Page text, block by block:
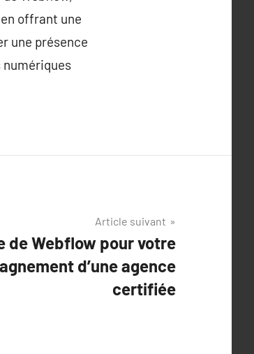
offrant une
une présence
Article suivant
de Webflow pour votre
d’une agence
certifiée